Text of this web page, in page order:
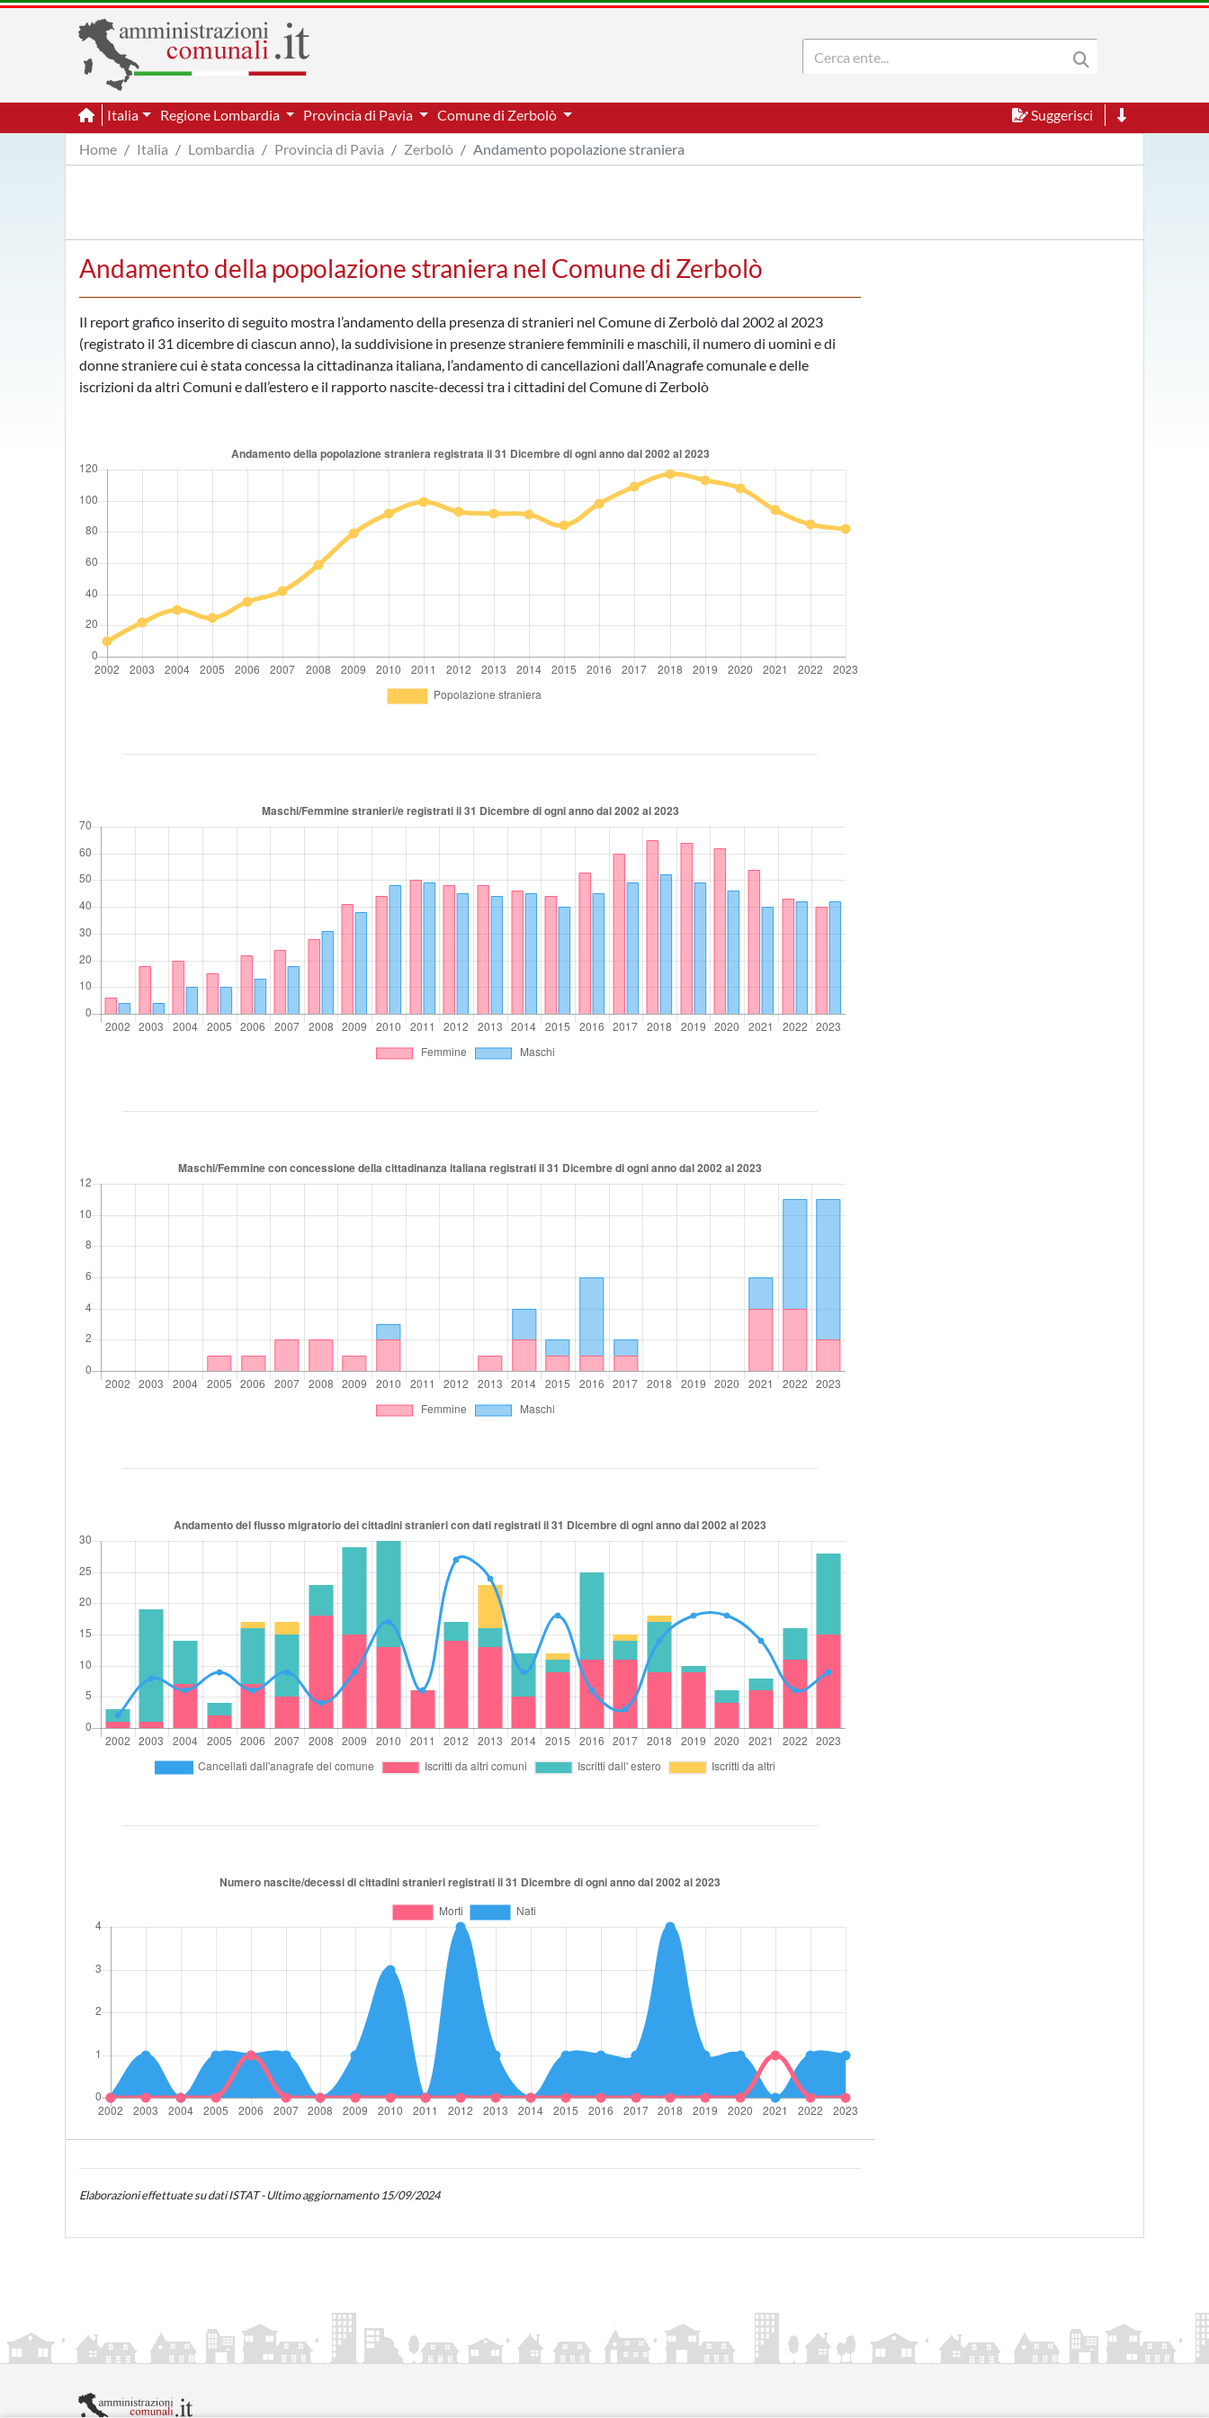
Italia Regione Lombardia Provincia di Pavia Comune di Zerbolò
Suggerisci
Home
Italia Lombardia Provincia di Pavia Zerbolò Andamento popolazione straniera
Andamento della popolazione straniera nel Comune di Zerbolò
Il report grafico inserito di seguito mostra l’andamento della presenza di stranieri nel Comune di Zerbolò dal 2002 al 2023
(registrato il 31 dicembre di ciascun anno), la suddivisione in presenze straniere femminili e maschili, il numero di uomini e di
donne straniere cui è stata concessa la cittadinanza italiana, l’andamento di cancellazioni dall’Anagrafe comunale e delle
iscrizioni da altri Comuni e dall’estero e il rapporto nascite-decessi tra i cittadini del Comune di Zerbolò
Elaborazioni effettuate su dati ISTAT - Ultimo aggiornamento 15/09/2024